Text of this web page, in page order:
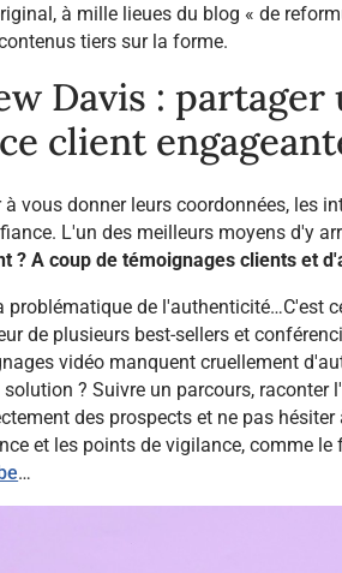
à mille lieues du blog « de
tiers sur la forme.
Davis : partager
client
vous donner leurs coordonnées, les
L'un des meilleurs moyens d'y
? A coup de témoignages clients et
problématique de l'authenticité…C'est
de plusieurs best-sellers et
vidéo manquent cruellement
? Suivre un parcours, raconter
des prospects et ne pas
et les points de vigilance, comme
…